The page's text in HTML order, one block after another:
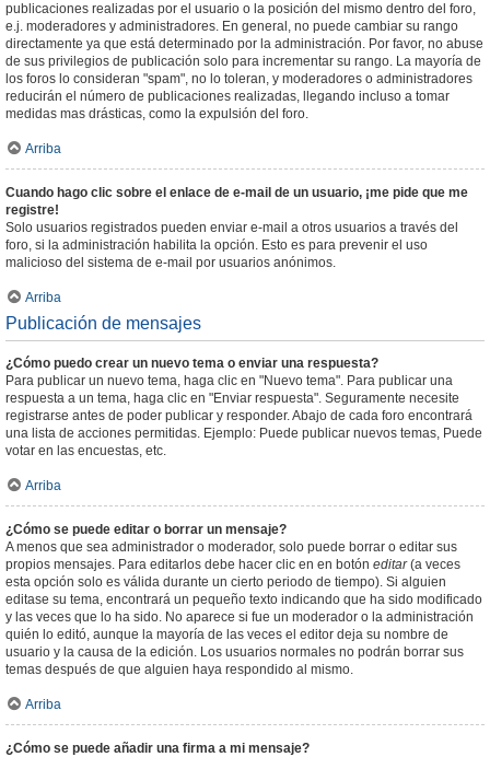
publicaciones realizadas por el usuario o la posición del mismo dentro del foro,
e.j. moderadores y administradores. En general, no puede cambiar su rango
directamente ya que está determinado por la administración. Por favor, no abuse
de sus privilegios de publicación solo para incrementar su rango. La mayoría de
los foros lo consideran "spam", no lo toleran, y moderadores o administradores
reducirán el número de publicaciones realizadas, llegando incluso a tomar
medidas mas drásticas, como la expulsión del foro.
Arriba
Cuando hago clic sobre el enlace de e-mail de un usuario, ¡me pide que me
registre!
Solo usuarios registrados pueden enviar e-mail a otros usuarios a través del
foro, si la administración habilita la opción. Esto es para prevenir el uso
malicioso del sistema de e-mail por usuarios anónimos.
Arriba
Publicación de mensajes
¿Cómo puedo crear un nuevo tema o enviar una respuesta?
Para publicar un nuevo tema, haga clic en "Nuevo tema". Para publicar una
respuesta a un tema, haga clic en "Enviar respuesta". Seguramente necesite
registrarse antes de poder publicar y responder. Abajo de cada foro encontrará
una lista de acciones permitidas. Ejemplo: Puede publicar nuevos temas, Puede
votar en las encuestas, etc.
Arriba
¿Cómo se puede editar o borrar un mensaje?
A menos que sea administrador o moderador, solo puede borrar o editar sus
propios mensajes. Para editarlos debe hacer clic en en botón editar(a veces
esta opción solo es válida durante un cierto periodo de tiempo). Si alguien
editase su tema, encontrará un pequeño texto indicando que ha sido modificado
y las veces que lo ha sido. No aparece si fue un moderador o la administración
quién lo editó, aunque la mayoría de las veces el editor deja su nombre de
usuario y la causa de la edición. Los usuarios normales no podrán borrar sus
temas después de que alguien haya respondido al mismo.
Arriba
¿Cómo se puede añadir una firma a mi mensaje?